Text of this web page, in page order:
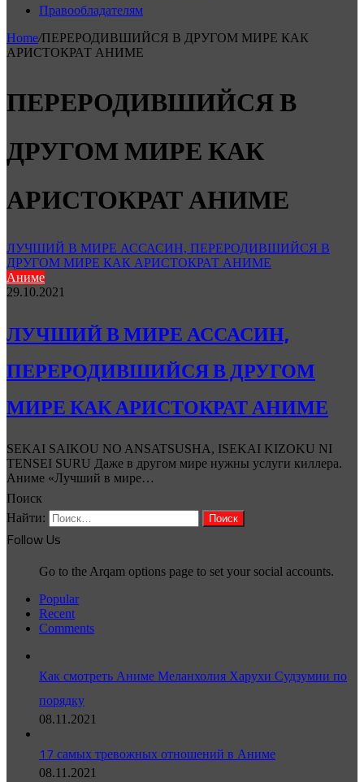
Правообладателям
Home/ПЕРЕРОДИВШИЙСЯ В ДРУГОМ МИРЕ КАК
АРИСТОКРАТ АНИМЕ
ПЕРЕРОДИВШИЙСЯ В
ДРУГОМ МИРЕ КАК
АРИСТОКРАТ АНИМЕ
ЛУЧШИЙ В МИРЕ АССАСИН, ПЕРЕРОДИВШИЙСЯ В
ДРУГОМ МИРЕ КАК АРИСТОКРАТ АНИМЕ
Аниме
29.10.2021
ЛУЧШИЙ В МИРЕ АССАСИН,
ПЕРЕРОДИВШИЙСЯ В ДРУГОМ
МИРЕ КАК АРИСТОКРАТ АНИМЕ
SEKAI SAIKOU NO ANSATSUSHA, ISEKAI KIZOKU NI
TENSEI SURU Даже в другом мире нужны услуги киллера.
Аниме «Лучший в мире…
Поиск
Найти:
Follow Us
Go to the Arqam options page to set your social accounts.
Popular
Recent
Comments
Как смотреть Аниме Меланхолия Харухи Судзумии по
порядку
08.11.2021
17 самых тревожных отношений в Аниме
08.11.2021